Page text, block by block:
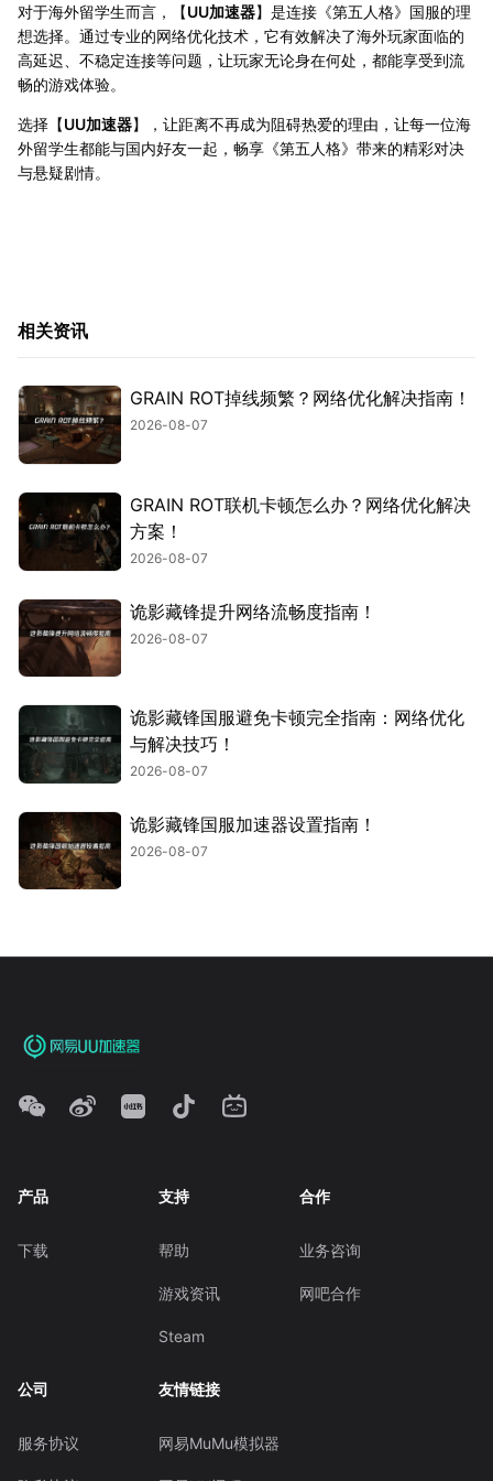
对于海外留学生而言，【UU加速器】是连接《第五人格》国服的理
想选择。通过专业的网络优化技术，它有效解决了海外玩家面临的
高延迟、不稳定连接等问题，让玩家无论身在何处，都能享受到流
畅的游戏体验。
选择【UU加速器】，让距离不再成为阻碍热爱的理由，让每一位海
外留学生都能与国内好友一起，畅享《第五人格》带来的精彩对决
与悬疑剧情。
相关资讯
GRAIN ROT掉线频繁？网络优化解决指南！
2026-08-07
GRAIN ROT联机卡顿怎么办？网络优化解决
方案！
2026-08-07
诡影藏锋提升网络流畅度指南！
2026-08-07
诡影藏锋国服避免卡顿完全指南：网络优化
与解决技巧！
2026-08-07
诡影藏锋国服加速器设置指南！
2026-08-07
产品
下载
支持
帮助
游戏资讯
Steam
合作
业务咨询
网吧合作
公司
服务协议
友情链接
网易MuMu模拟器